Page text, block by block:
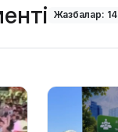
Жазбалар: 14